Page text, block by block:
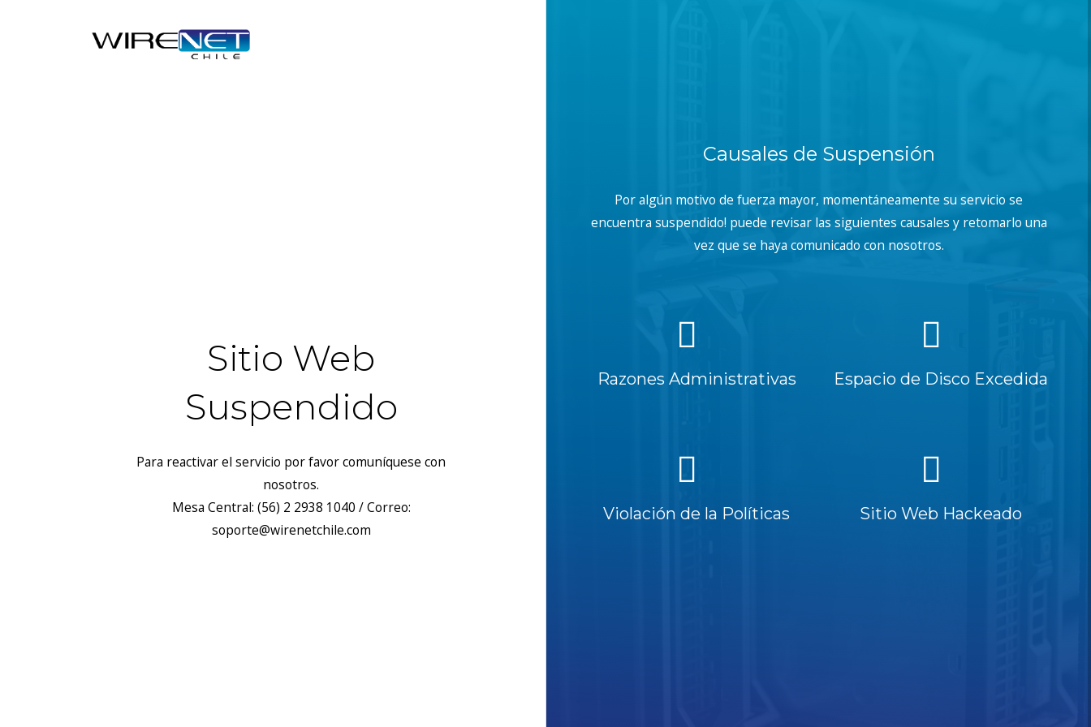
Sitio Web
Suspendido
Para reactivar el servicio por favor comuníquese con
nosotros.
Mesa Central: (56) 2 2938 1040 / Correo:
soporte@wirenetchile.com
Causales de Suspensión
Por algún motivo de fuerza mayor, momentáneamente su servicio se
encuentra suspendido! puede revisar las siguientes causales y retomarlo una
vez que se haya comunicado con nosotros.
Razones Administrativas Espacio de Disco Excedida
Violación de la Políticas Sitio Web Hackeado